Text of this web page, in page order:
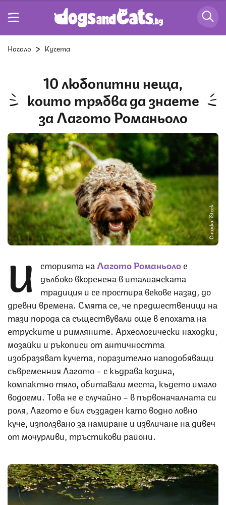
Начало Кучета
10 любопитни неща,
които трябва да знаете
за Лагото Романьоло
Снимка: iStock
И сторията на Лагото Романьолое
дълбоко вкоренена в италианската
традиция и се простира векове назад, до
древни времена. Смята се, че предшественици на
тази порода са съществували още в епохата на
етруските и римляните. Археологически находки,
мозайки и ръкописи от античността
изобразяват кучета, поразително наподобяващи
съвременния Лагото – с къдрава козина,
компактно тяло, обитавали места, където имало
водоеми. Това не е случайно – в първоначалната си
роля, Лагото е бил създаден като водно ловно
куче, използвано за намиране и извличане на дивеч
от мочурливи, тръстикови райони.